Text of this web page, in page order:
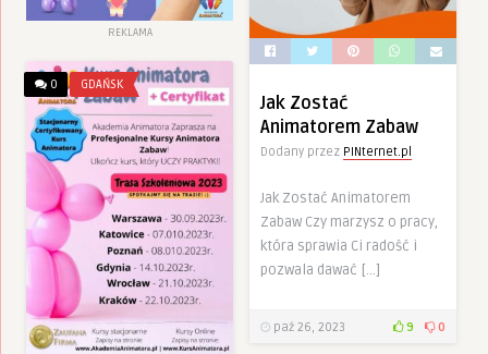
REKLAMA
Jak Zostać
Animatorem Zabaw
Dodany przez PINternet.pl
Jak Zostać Animatorem
Zabaw Czy marzysz o pracy,
która sprawia Ci radość i
pozwala dawać […]
paź 26, 2023 9 0
0 GDAŃSK